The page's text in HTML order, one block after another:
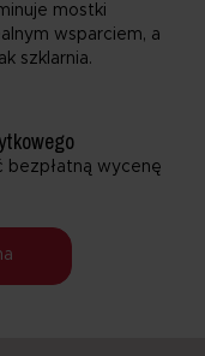
mostki
wsparciem, a
szklarnia.
bezpłatną wycenę